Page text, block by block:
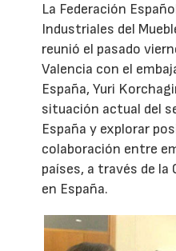
La Federación
Industriales del
reunió el pasado
Valencia con el
España, Yuri
situación actual del
España y explorar
colaboración entre
países, a través de la
en España.